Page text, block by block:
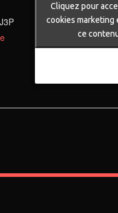
J3P
Cliquez pour
cookies marketing
ce
Cliquez pour
cookies marketing
ce